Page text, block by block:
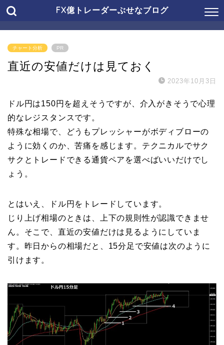
FX億トレーダーぶせなブログ
チャート分析 PR
直近の安値だけは見ておく
2023年10月3日
ドル円は150円を超えそうですが、介入がきそうで心理
的なレジスタンスです。
特殊な相場で、どうもプレッシャーがボディブローの
ように効くのか、苦痛を感じます。テクニカルでサク
サクとトレードできる通貨ペアを選べばいいだけでし
ょう。
とはいえ、ドル円をトレードしています。
じり上げ相場のときは、上下の規則性が認識できませ
ん。そこで、直近の安値だけは見るようにしていま
す。昨日からの相場だと、15分足で安値は次のように
引けます。